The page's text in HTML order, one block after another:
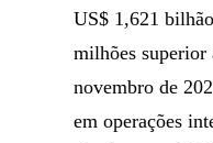
US$ 1,621
milhões superior
novembro de
em operações